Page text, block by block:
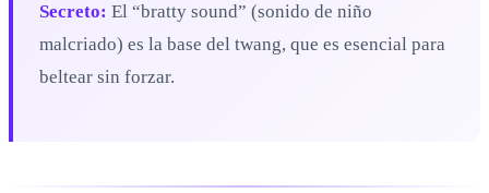
Secreto: El “bratty sound” (sonido de niño
malcriado) es la base del twang, que es esencial para
beltear sin forzar.